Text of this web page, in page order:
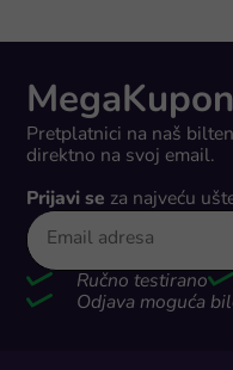
Pretplatnici na naš
direktno na svoj email.
Prijavi se za najveću
Ručno testirano
Odjava moguća